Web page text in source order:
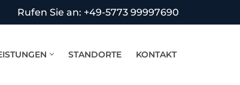
Rufen Sie an: +49-5773 99997690
STANDORTE KONTAKT